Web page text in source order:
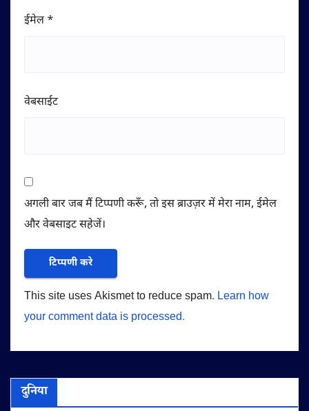
ईमेल *
वेबसाईट
अगली बार जब मैं टिप्पणी करूँ, तो इस ब्राउज़र में मेरा नाम, ईमेल
और वेबसाइट सहेजें।
This site uses Akismet to reduce spam. Learn how
your comment data is processed.
दुनिया